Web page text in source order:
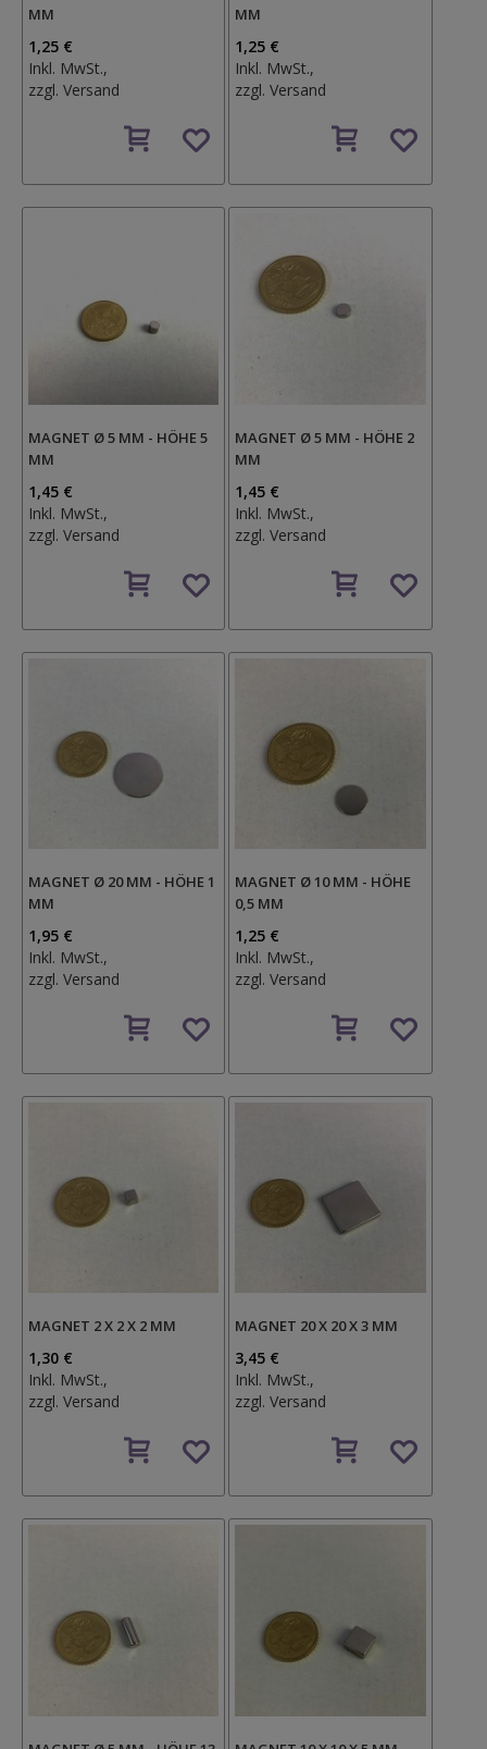
MM
1,25 €
Inkl. MwSt.,
zzgl. Versand
den
MM
1,25 €
Inkl. MwSt.,
zzgl.Versand
den
MAGNET Ø 5 MM - HÖHE 5
MM
1,45 €
Inkl. MwSt.,
zzgl. Versand
den
MAGNET Ø 5 MM - HÖHE 2
MM
1,45 €
Inkl. MwSt.,
zzgl.Versand
den
MAGNET Ø 20 MM - HÖHE 1
MM
1,95 €
Inkl. MwSt.,
zzgl. Versand
den
MAGNET Ø 10 MM - HÖHE
0,5 MM
1,25 €
Inkl. MwSt.,
zzgl.Versand
den
MAGNET 2 X 2 X 2 MM
1,30 €
Inkl. MwSt.,
zzgl. Versand
den
MAGNET 20 X 20 X 3 MM
3,45 €
Inkl. MwSt.,
zzgl.Versand
den